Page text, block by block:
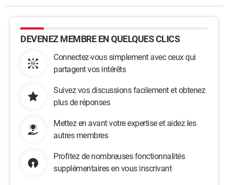
DEVENEZ MEMBRE EN QUELQUES CLICS
Connectez-vous simplement avec ceux qui
partagent vos intérêts
Suivez vos discussions facilement et obtenez
plus de réponses
Mettez en avant votre expertise et aidez les
autres membres
Profitez de nombreuses fonctionnalités
supplémentaires en vous inscrivant